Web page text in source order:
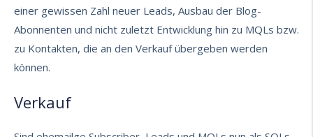
einer gewissen Zahl neuer Leads, Ausbau der Blog-
Abonnenten und nicht zuletzt Entwicklung hin zu MQLs bzw.
zu Kontakten, die an den Verkauf übergeben werden
können.
Verkauf